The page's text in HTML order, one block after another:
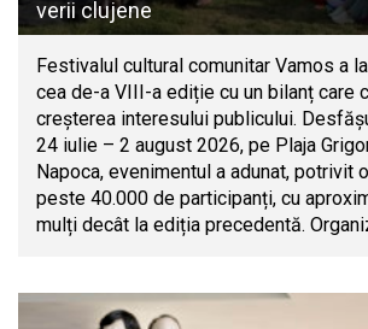
verii clujene
Festivalul cultural comunitar Vamos a
cea de-a VIII-a ediție cu un bilanț care
creșterea interesului publicului.
24 iulie – 2 august 2026, pe Plaja
Napoca, evenimentul a adunat, potrivit
peste 40.000 de participanți, cu
mulți decât la ediția precedentă.